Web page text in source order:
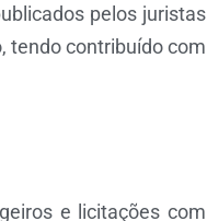
pelos juristas
tendo contribuído com
e licitações com